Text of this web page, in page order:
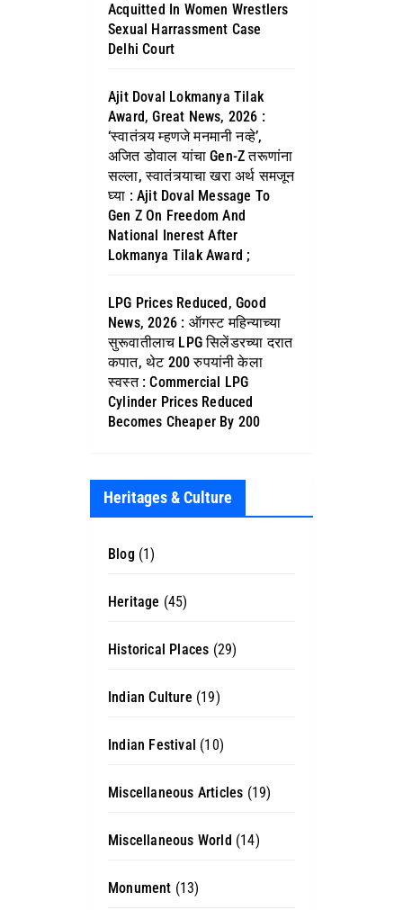
Acquitted In Women Wrestlers
Sexual Harrassment Case
Delhi Court
Ajit Doval Lokmanya Tilak
Award, Great News, 2026 :
‘स्वातंत्र्य म्हणजे मनमानी नव्हे’,
अजित डोवाल यांचा Gen-Z तरूणांना
सल्ला, स्वातंत्र्याचा खरा अर्थ समजून
घ्या : Ajit Doval Message To
Gen Z On Freedom And
National Inerest After
Lokmanya Tilak Award ;
LPG Prices Reduced, Good
News, 2026 : ऑगस्ट महिन्याच्या
सुरूवातीलाच LPG सिलेंडरच्या दरात
कपात, थेट 200 रुपयांनी केला
स्वस्त : Commercial LPG
Cylinder Prices Reduced
Becomes Cheaper By 200
Heritages & Culture
Blog (1)
Heritage (45)
Historical Places (29)
Indian Culture (19)
Indian Festival (10)
Miscellaneous Articles (19)
Miscellaneous World (14)
Monument (13)